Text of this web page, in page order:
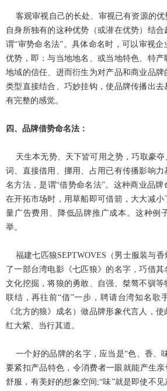
客观审视自己的长处、审视已有资源的优
自身所独有的这种优势（或潜在优势）结
谓“审势命名法”。具体命名时，可以审视
优势，即：与当地地名、或当地特色、特
地域的信任、进而衍生为对产品和商业品
类型直接结合、巧妙挂钩，使品牌传播出
有完整的感觉。
四、品牌借势命名法：
天生本无势、天下皆可用之势，巧取豪夺
词、直接借用、挪用、占用已有传播影响
名方法，是谓“借势命名法”。这种商业品牌
在开拓市场时，用草船即可借箭，大大减
量广告费用、降低品牌推广成本。这种例
举。
福建七匹狼SEPTWOVES （男士服装与
了一部台湾电影《七匹狼》的名字，巧借
文化挖掘，将狼的勇敢、自强、桀骜不驯
联结，再往前“借”一步，聘请台湾知名歌
《北方的狼》成名）做品牌形象代言人，
红大紫、当行其道。
一个好的品牌的名字，应当是“色、香、
要紧扣产品特色，令消费者一眼就能产生
舒服，有美好的想象空间 ;“味”就是即使不